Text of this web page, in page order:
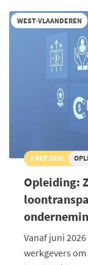
WEST-VLAANDEREN
3 SEP 2026
Opleiding:
Vanaf juni
werkgevers